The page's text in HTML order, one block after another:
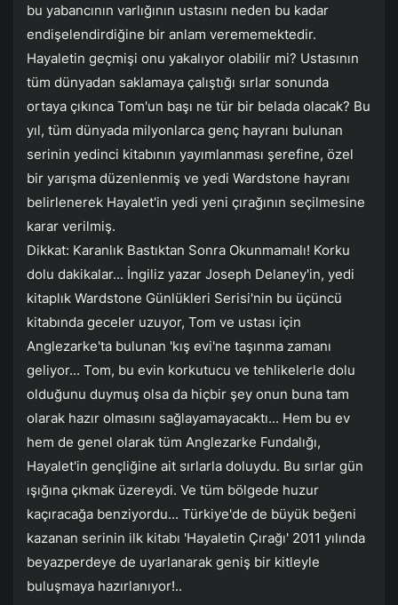
bu yabancının varlığının ustasını neden bu kadar
endişelendirdiğine bir anlam verememektedir.
Hayaletin geçmişi onu yakalıyor olabilir mi? Ustasının
tüm dünyadan saklamaya çalıştığı sırlar sonunda
ortaya çıkınca Tom'un başı ne tür bir belada olacak? Bu
yıl, tüm dünyada milyonlarca genç hayranı bulunan
serinin yedinci kitabının yayımlanması şerefine, özel
bir yarışma düzenlenmiş ve yedi Wardstone hayranı
belirlenerek Hayalet'in yedi yeni çırağının seçilmesine
karar verilmiş.
Dikkat: Karanlık Bastıktan Sonra Okunmamalı! Korku
dolu dakikalar... İngiliz yazar Joseph Delaney'in, yedi
kitaplık Wardstone Günlükleri Serisi'nin bu üçüncü
kitabında geceler uzuyor, Tom ve ustası için
Anglezarke'ta bulunan 'kış evi'ne taşınma zamanı
geliyor... Tom, bu evin korkutucu ve tehlikelerle dolu
olduğunu duymuş olsa da hiçbir şey onun buna tam
olarak hazır olmasını sağlayamayacaktı... Hem bu ev
hem de genel olarak tüm Anglezarke Fundalığı,
Hayalet'in gençliğine ait sırlarla doluydu. Bu sırlar gün
ışığına çıkmak üzereydi. Ve tüm bölgede huzur
kaçıracağa benziyordu... Türkiye'de de büyük beğeni
kazanan serinin ilk kitabı 'Hayaletin Çırağı' 2011 yılında
beyazperdeye de uyarlanarak geniş bir kitleyle
buluşmaya hazırlanıyor!..